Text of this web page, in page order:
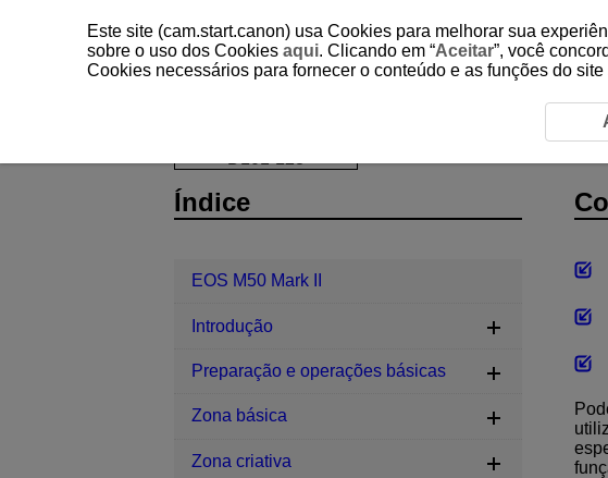
Configuração
Índice
EOS M50 Mark II
Introdução
Preparação e operações básicas
Zona básica
Zona criativa
Este site (cam.start.canon) usa Cookies para melhorar sua
sobre o uso dos Cookies aqui. Clicando em “Aceitar”, você
Cookies necessários para fornecer o conteúdo e as funções do